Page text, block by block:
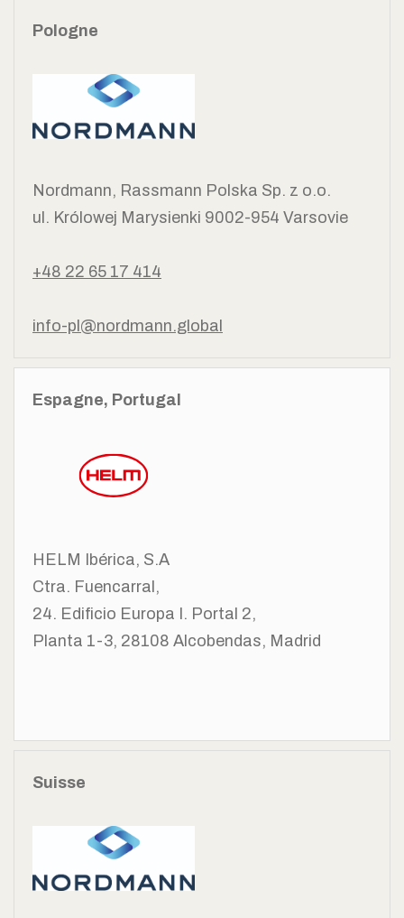
Pologne
Nordmann, Rassmann Polska Sp. z o.o.
ul. Królowej Marysienki 9002-954 Varsovie
+48 22 65 17 414
info-pl@nordmann.global
Espagne, Portugal
HELM Ibérica, S.A
Ctra. Fuencarral,
24. Edificio Europa I. Portal 2,
Planta 1-3, 28108 Alcobendas, Madrid
Suisse